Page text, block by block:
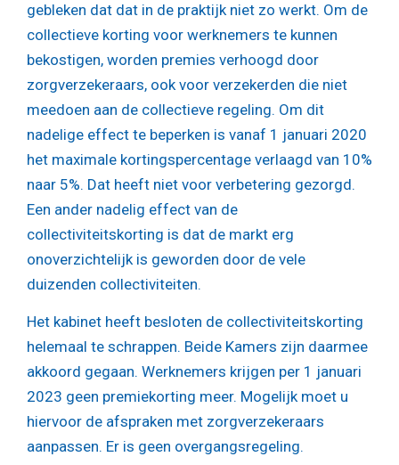
gebleken dat dat in de praktijk niet zo werkt. Om de
collectieve korting voor werknemers te kunnen
bekostigen, worden premies verhoogd door
zorgverzekeraars, ook voor verzekerden die niet
meedoen aan de collectieve regeling. Om dit
nadelige effect te beperken is vanaf 1 januari 2020
het maximale kortingspercentage verlaagd van 10%
naar 5%. Dat heeft niet voor verbetering gezorgd.
Een ander nadelig effect van de
collectiviteitskorting is dat de markt erg
onoverzichtelijk is geworden door de vele
duizenden collectiviteiten.
Het kabinet heeft besloten de collectiviteitskorting
helemaal te schrappen. Beide Kamers zijn daarmee
akkoord gegaan. Werknemers krijgen per 1 januari
2023 geen premiekorting meer. Mogelijk moet u
hiervoor de afspraken met zorgverzekeraars
aanpassen. Er is geen overgangsregeling.